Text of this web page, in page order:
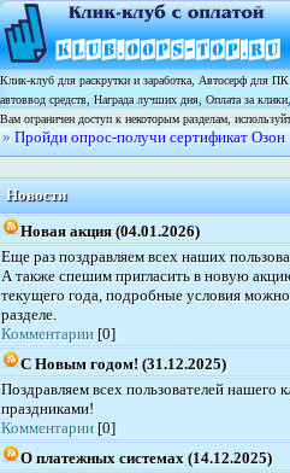
Клик-клуб для раскрутки и заработка, Автосерф для
автоввод средств, Награда лучших дня, Оплата за
Вам ограничен доступ к некоторым разделам,
» Пройди опрос-получи сертификат Озон
Новости
Новая акция (04.01.2026)
Еще раз поздравляем всех наших
А также спешим пригласить в новую
текущего года, подробные условия
разделе.
Комментарии [0]
С Новым годом! (31.12.2025)
Поздравляем всех пользователей
праздниками!
Комментарии [0]
О платежных системах (14.12.2025)